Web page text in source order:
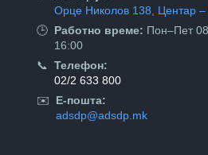
Орце Николов 138, Центар –
🕒 Работно време: Пон–Пет
16:00
📞 Телефон:
02/2 633 800
✉️
Е-пошта:
adsdp@adsdp.mk